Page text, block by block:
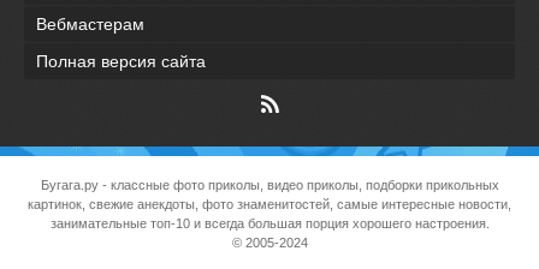
Вебмастерам
Полная версия сайта
Бугага.ру- классные фото приколы, видео приколы, подборки прикольных
картинок, свежие анекдоты, фото знаменитостей, самые интересные новости,
занимательные топ-10 и всегда большая порция хорошего настроения.
© 2005-2024